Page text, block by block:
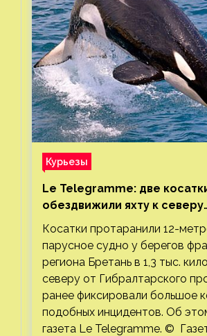
Курьезы
Le Telegramme: две
обездвижили яхту к северу
от Гибралтарского пролива
Косатки протаранили 12-
парусное судно у берегов
региона Бретань в 1,3 тыс.
северу от Гибралтарского
ранее фиксировали большое
подобных инцидентов. Об
газета Le Telegramme. ©